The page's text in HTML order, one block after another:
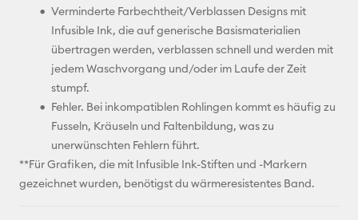
Verminderte Farbechtheit/Verblassen Designs mit
Infusible Ink, die auf generische Basismaterialien
übertragen werden, verblassen schnell und werden mit
jedem Waschvorgang und/oder im Laufe der Zeit
stumpf.
Fehler. Bei inkompatiblen Rohlingen kommt es häufig zu
Fusseln, Kräuseln und Faltenbildung, was zu
unerwünschten Fehlern führt.
**Für Grafiken, die mit Infusible Ink-Stiften und -Markern
gezeichnet wurden, benötigst du wärmeresistentes Band.